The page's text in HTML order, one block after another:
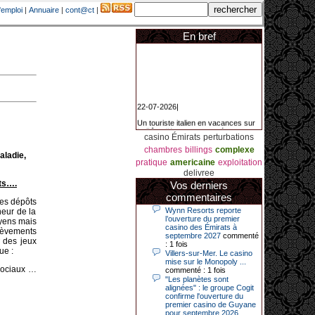
| Annuaire | cont@ct |
dépôts
de la
mais
des jeux
:
…
En bref
Un touriste italien en vacances sur
la Côte d’Azur a remporté un
jackpot exceptionnel de 84.631
euros dans la nuit de samedi à
dimanche au Casino Barrière Le
Croisette à Cannes. Il s’agit d’un
nouveau record de gains de l’année
2026 pour cet établissement.
14-04-2026|
Dimanche 12 avril 2026, cette date
restera gravée dans la mémoire de
ce joueur du casino de Saint-Quay-
Portrieux (Côtes-d’Armor).
Ce quinquagénaire, habitant Plouha
mais souhaitant garder l’anonymat,
a eu l’énorme surprise de décrocher
un jackpot record de 82 426 €.
casino Émirats perturbations
chambres billings complexe
pratique americaine exploitation
delivree
Vos derniers
commentaires
Wynn Resorts reporte
l’ouverture du premier
casino des Émirats à
septembre 2027 commenté
: 1 fois
Villers-sur-Mer. Le casino
mise sur le Monopoly ...
commenté : 1 fois
"Les planètes sont
alignées" : le groupe Cogit
confirme l'ouverture du
premier casino de Guyane
pour septembre 2026